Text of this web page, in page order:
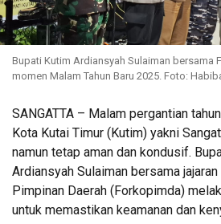
Bupati Kutim Ardiansyah Sulaiman bersama
momen Malam Tahun Baru 2025. Foto:
SANGATTA – Malam pergantian
Kota Kutai Timur (Kutim) yakni
namun tetap aman dan kondusif.
Ardiansyah Sulaiman bersama
Pimpinan Daerah (Forkopimda)
untuk memastikan keamanan dan